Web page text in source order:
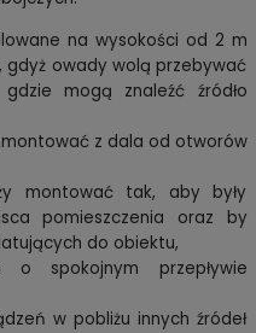
na wysokości od 2 m
gdyż owady wolą przebywać
mogą znaleźć źródło
z dala od otworów
montować tak, aby były
pomieszczenia oraz by
do obiektu,
o spokojnym przepływie
w pobliżu innych źródeł